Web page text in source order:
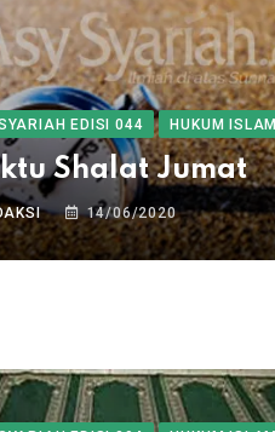
EDISI 044 HUKUM ISLAM
Shalat Jumat
14/06/2020